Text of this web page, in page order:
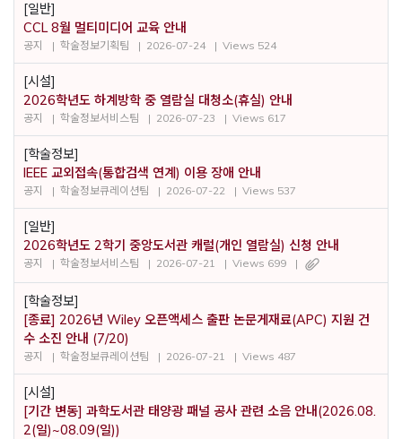
[일반]
CCL 8월 멀티미디어 교육 안내
공지 학술정보기획팀 2026-07-24 Views 524
[시설]
2026학년도 하계방학 중 열람실 대청소(휴실) 안내
공지 학술정보서비스팀 2026-07-23 Views 617
[학술정보]
IEEE 교외접속(통합검색 연계) 이용 장애 안내
공지 학술정보큐레이션팀 2026-07-22 Views 537
[일반]
2026학년도 2학기 중앙도서관 캐럴(개인 열람실) 신청 안내
공지 학술정보서비스팀 2026-07-21 Views 699
[학술정보]
[종료] 2026년 Wiley 오픈액세스 출판 논문게재료(APC) 지원 건
수 소진 안내 (7/20)
공지 학술정보큐레이션팀 2026-07-21 Views 487
[시설]
[기간 변동] 과학도서관 태양광 패널 공사 관련 소음 안내(2026.08.
2(일)~08.09(일))